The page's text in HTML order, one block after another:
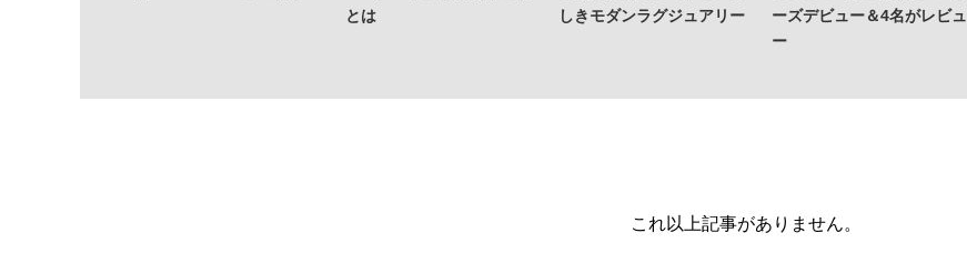
とは
しきモダンラグジュアリー
ーズデビュー＆4名がレビュ
ー
これ以上記事がありません。